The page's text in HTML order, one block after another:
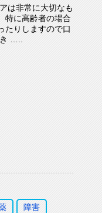
は非常に大切なも
特に高齢者の場合
たりしますので口
…..
障害